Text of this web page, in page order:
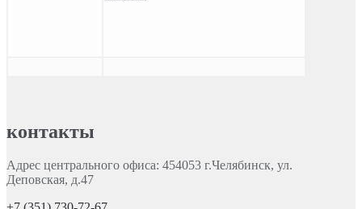
контакты
Адрес центрального офиса: 454053 г.Челябинск, ул.
Деповская, д.47